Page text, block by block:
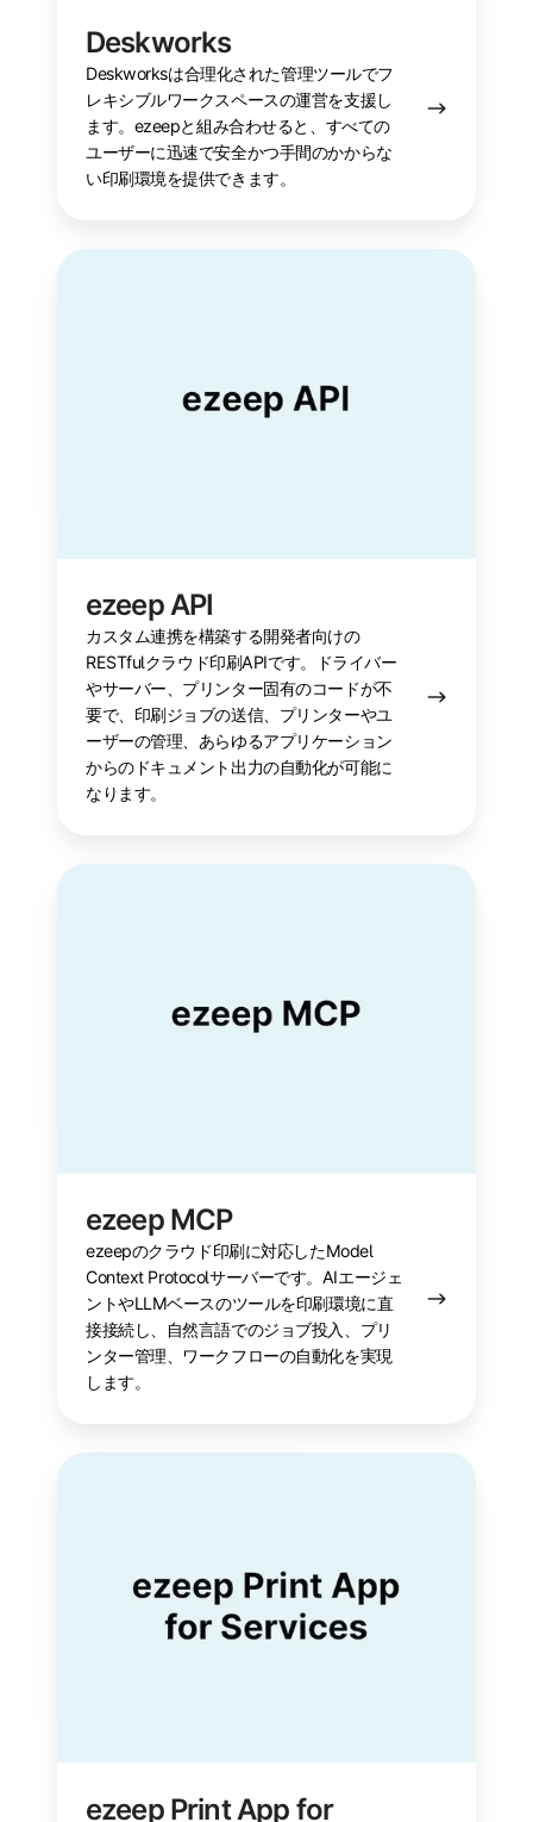
Deskworks
Deskworksは合理化された管理ツールでフ
レキシブルワークスペースの運営を支援し
ます。ezeepと組み合わせると、すべての
ユーザーに迅速で安全かつ手間のかからな
い印刷環境を提供できます。
ezeep API
カスタム連携を構築する開発者向けの
RESTfulクラウド印刷APIです。ドライバー
やサーバー、プリンター固有のコードが不
要で、印刷ジョブの送信、プリンターやユ
ーザーの管理、あらゆるアプリケーション
からのドキュメント出力の自動化が可能に
なります。
ezeep
ezeep MCP
ezeepのクラウド印刷に対応したModel
Context Protocolサーバーです。AIエージェ
ントやLLMベースのツールを印刷環境に直
接接続し、自然言語でのジョブ投入、プリ
ンター管理、ワークフローの自動化を実現
します。
ezeep
ezeep Print App for
ezeep